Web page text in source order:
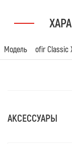
Модель ofir Classic
АКСЕССУАРЫ